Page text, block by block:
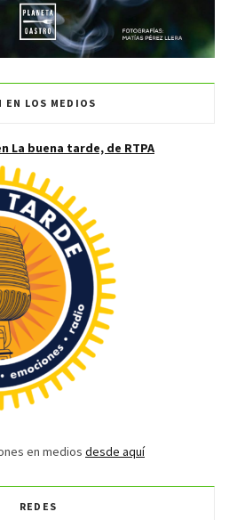
EN LOS MEDIOS
La buena tarde, de RTPA
en medios desde aquí
REDES